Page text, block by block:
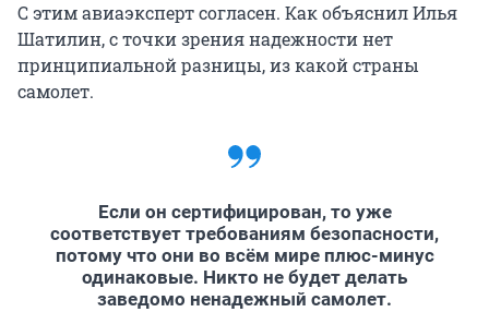
С этим авиаэксперт согласен. Как объяснил Илья
Шатилин, с точки зрения надежности нет
принципиальной разницы, из какой страны
самолет.
Если он сертифицирован, то уже
соответствует требованиям безопасности,
потому что они во всём мире плюс-минус
одинаковые. Никто не будет делать
заведомо ненадежный самолет.